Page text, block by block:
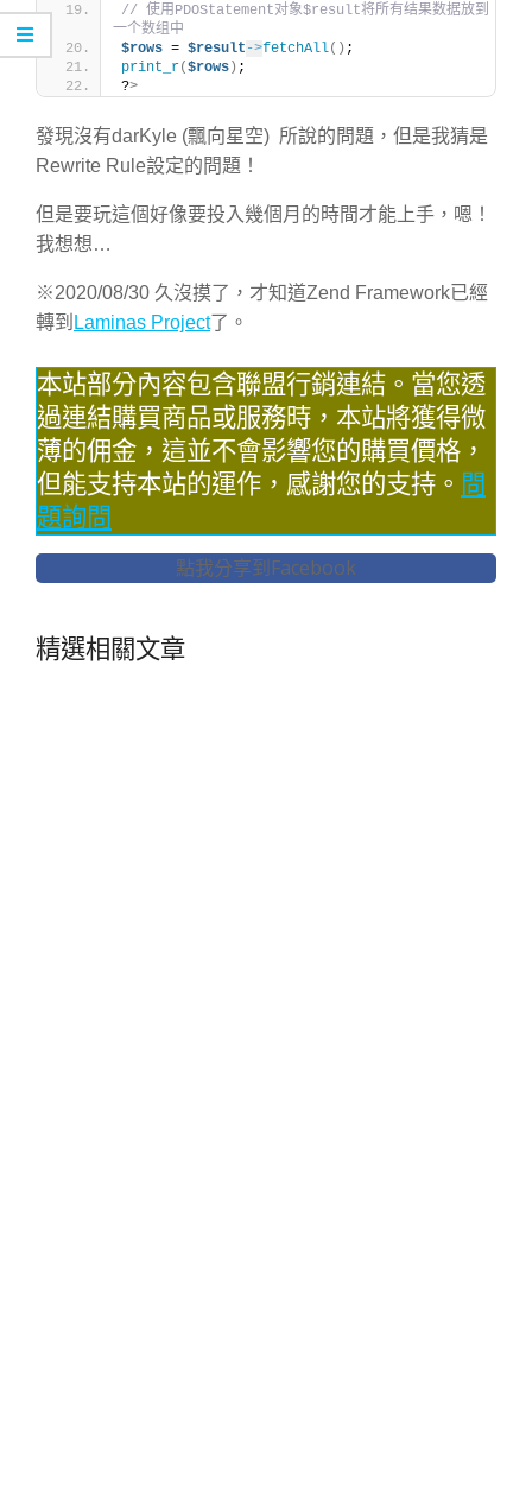
// 使用PDOStatement对象$result将所有结果数据放到
一个数组中
$rows = $result ->fetchAll() ;
print_r($rows) ;
?>
發現沒有darKyle (飄向星空) 所說的問題，但是我猜是
Rewrite Rule設定的問題！
但是要玩這個好像要投入幾個月的時間才能上手，嗯！
我想想…
※2020/08/30 久沒摸了，才知道Zend Framework已經
轉到 Laminas Project了。
本站部分內容包含聯盟行銷連結。當您透
過連結購買商品或服務時，本站將獲得微
薄的佣金，這並不會影響您的購買價格，
但能支持本站的運作，感謝您的支持。 問
題詢問
點我分享到Facebook
精選相關文章